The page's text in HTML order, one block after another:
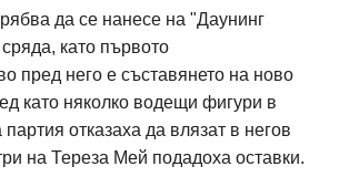
да се нанесе на "Даунинг
като първото
пред него е съставянето на ново
като няколко водещи фигури в
отказаха да влязат в негов
на Тереза Мей подадоха оставки.